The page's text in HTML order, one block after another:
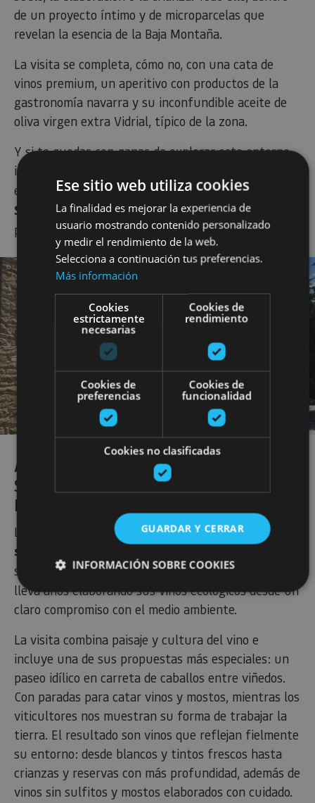
de un proyecto íntimo y de microparcelas que
revelan la esencia de la Baja Montaña.
La visita se completa, cómo no, con una cata de
vinos premium, un aperitivo con productos de la
gastronomía navarra y su inconfundible aceite de
oliva virgen extra Vidrial, típico de la zona.
Y si te quedas con ganas de explorar este entorno
incomparable… puedes embarcarte en una
el
monasterio de Leyre, el castillo de Javier y
Sangüesa, donde descubrirás un maravilloso
patrimonio cultural.
A CABALLO ENTRE VIÑEDOS Y
SABORES A LA BRASA, EN BODEGAS
LEZAUN
La siguiente parada nos lleva hasta las faldas de las
sierras de
surge
Bodegas Lezaun: un proyecto familiar que
lleva años elaborando sus vinos ecológicos desde un
claro compromiso con el medio ambiente.
La visita combina paisaje y cultura del vino e
incluye una de sus propuestas más especiales: un
paseo idílico en carreta de caballos entre viñedos.
Con paradas para catar vinos y mostos, mientras los
viticultores nos muestran su forma de trabajar la
tierra. El resultado son vinos que reflejan fielmente
su entorno: desde blancos y tintos frescos hasta
crianzas y reservas con más profundidad, además de
vinos sin sulfitos y mostos elaborados con cuidado.
Ese sitio web utiliza cookies
La finalidad es mejorar la experiencia de
usuario mostrando contenido personalizado
y medir el rendimiento de la web.
Selecciona a continuación tus preferencias.
Más información
Cookies
estrictamente
necesarias
Cookies de
rendimiento
Cookies de
preferencias
Cookies de
funcionalidad
Cookies no clasificadas
GUARDAR Y CERRAR
INFORMACIÓN SOBRE COOKIES
Cookies de rendimiento
Cookies de preferencias
Cookies de funcionalidad
Cookies no clasificadas
funcionalidad principal del sitio web, como el inicio de
sesión de usuario y la gestión de cuentas. El sitio web
no se puede utilizar correctamente sin las cookies
estrictamente necesarias.
Nombre
Proveedor/
Vencimiento